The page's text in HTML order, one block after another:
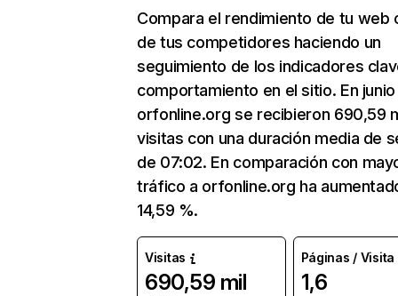
Compara el rendimiento de tu web
de tus competidores haciendo un
seguimiento de los indicadores
comportamiento en el sitio. En junio
orfonline.org se recibieron 690,59
visitas con una duración media de
de 07:02. En comparación con
tráfico a orfonline.org ha
14,59 %.
Visitas
690,59 mil
Páginas / Visita
1,6